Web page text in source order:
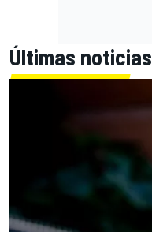
Últimas noticias